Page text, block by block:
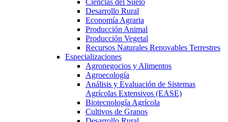
Desarrollo Rural
Economía Agraria
Producción Animal
Producción Vegetal
Recursos Naturales Renovables Terrestres
Especializaciones
Agronegocios y Alimentos
Agroecología
Análisis y Evaluación de Sistemas
Agrícolas Extensivos (EASE)
Biotecnología Agrícola
Cultivos de Granos